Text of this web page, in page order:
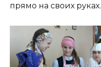
прямо на своих руках.